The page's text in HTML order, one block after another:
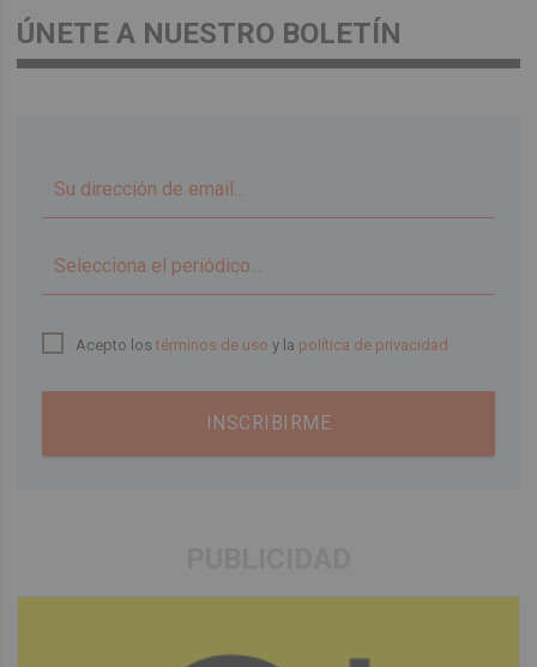
ÚNETE A NUESTRO BOLETÍN
Acepto lostérminos de uso y la política de privacidad
INSCRIBIRME